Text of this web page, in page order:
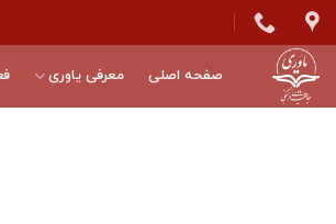
Skip
to
content
صفحه اصلی معرفی یاوری